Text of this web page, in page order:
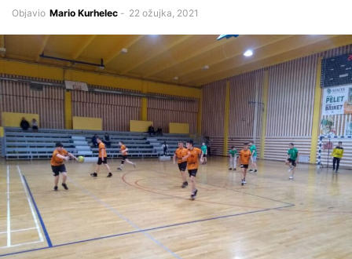
Objavio Mario Kurhelec - 22 ožujka, 2021